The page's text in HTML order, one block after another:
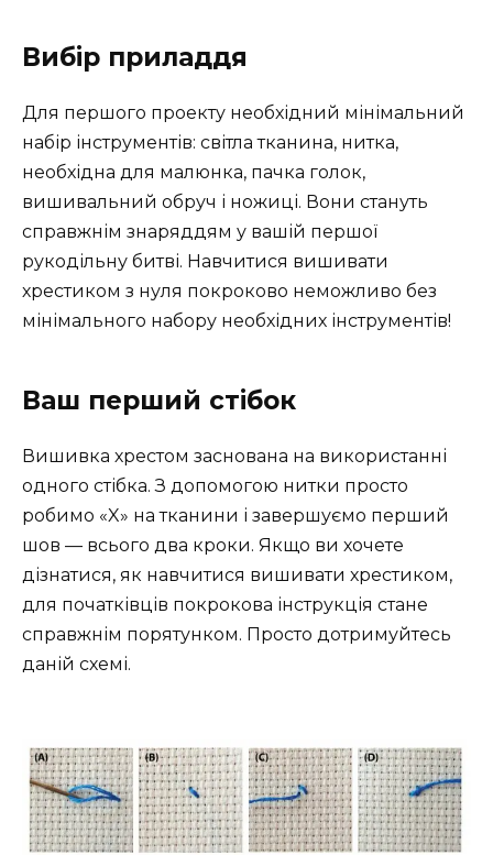
Вибір приладдя
Для першого проекту необхідний мінімальний
набір інструментів: світла тканина, нитка,
необхідна для малюнка, пачка голок,
вишивальний обруч і ножиці. Вони стануть
справжнім знаряддям у вашій першої
рукодільну битві. Навчитися вишивати
хрестиком з нуля покроково неможливо без
мінімального набору необхідних інструментів!
Ваш перший стібок
Вишивка хрестом заснована на використанні
одного стібка. З допомогою нитки просто
робимо «X» на тканини і завершуємо перший
шов — всього два кроки. Якщо ви хочете
дізнатися, як навчитися вишивати хрестиком,
для початківців покрокова інструкція стане
справжнім порятунком. Просто дотримуйтесь
даній схемі.